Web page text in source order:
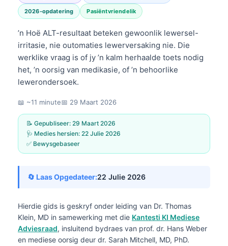
2026-opdatering Pasiëntvriendelik
’n Hoë ALT-resultaat beteken gewoonlik lewersel-
irritasie, nie outomaties lewerversaking nie. Die
werklike vraag is of jy ’n kalm herhaalde toets nodig
het, ’n oorsig van medikasie, of ’n behoorlike
lewerondersoek.
📖 ~11 minute📅 29 Maart 2026
📝 Gepubliseer: 29 Maart 2026
🩺 Medies hersien: 22 Julie 2026
✅ Bewysgebaseer
🔄 Laas Opgedateer:22 Julie 2026
Hierdie gids is geskryf onder leiding van Dr. Thomas
Klein, MD in samewerking met die Kantesti KI Mediese
Adviesraad, insluitend bydraes van prof. dr. Hans Weber
en mediese oorsig deur dr. Sarah Mitchell, MD, PhD.